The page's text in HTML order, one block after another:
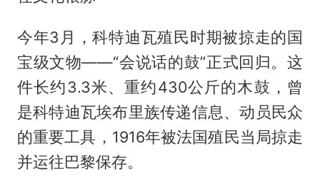
今年3月，科特迪瓦殖民时期被掠走的国
宝级文物——“会说话的鼓”正式回归。这
件长约3.3米、重约430公斤的木鼓，曾
是科特迪瓦埃布里族传递信息、动员民众
的重要工具，1916年被法国殖民当局掠走
并运往巴黎保存。